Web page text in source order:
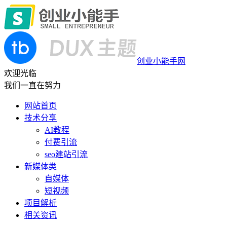
创业小能手网
欢迎光临
我们一直在努力
网站首页
技术分享
AI教程
付费引流
seo建站引流
新媒体类
自媒体
短视频
项目解析
相关资讯